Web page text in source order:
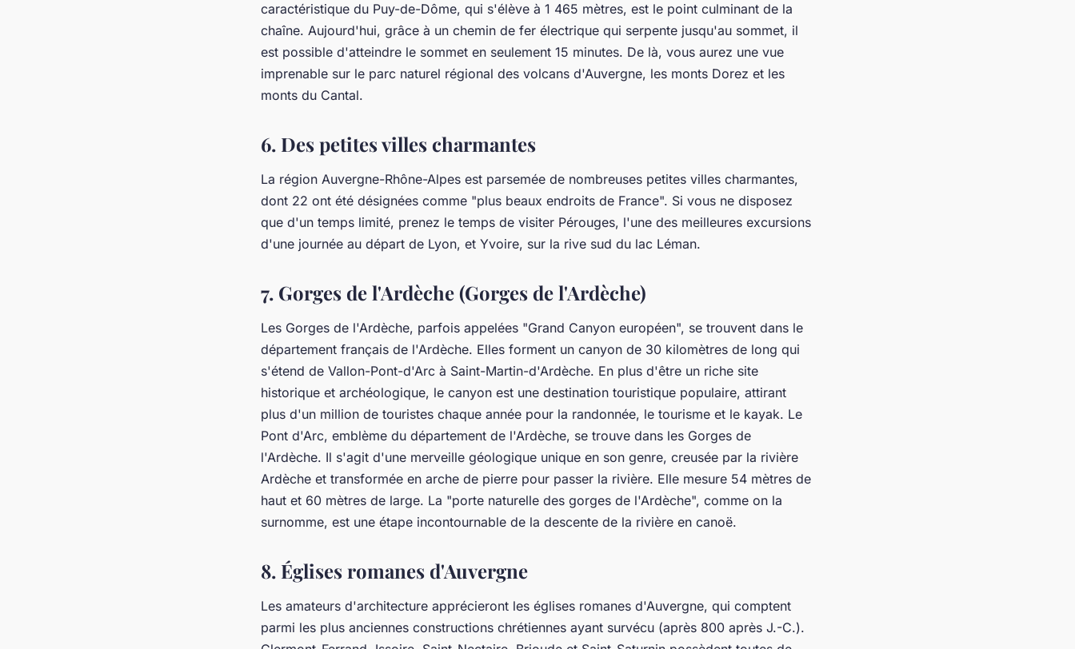
caractéristique du Puy-de-Dôme, qui s'élève à 1 465 mètres, est le point culminant de la
chaîne. Aujourd'hui, grâce à un chemin de fer électrique qui serpente jusqu'au sommet, il
est possible d'atteindre le sommet en seulement 15 minutes. De là, vous aurez une vue
imprenable sur le parc naturel régional des volcans d'Auvergne, les monts Dorez et les
monts du Cantal.
6. Des petites villes charmantes
La région Auvergne-Rhône-Alpes est parsemée de nombreuses petites villes charmantes,
dont 22 ont été désignées comme "plus beaux endroits de France". Si vous ne disposez
que d'un temps limité, prenez le temps de visiter Pérouges, l'une des meilleures excursions
d'une journée au départ de Lyon, et Yvoire, sur la rive sud du lac Léman.
7. Gorges de l'Ardèche (Gorges de l'Ardèche)
Les Gorges de l'Ardèche, parfois appelées "Grand Canyon européen", se trouvent dans le
département français de l'Ardèche. Elles forment un canyon de 30 kilomètres de long qui
s'étend de Vallon-Pont-d'Arc à Saint-Martin-d'Ardèche. En plus d'être un riche site
historique et archéologique, le canyon est une destination touristique populaire, attirant
plus d'un million de touristes chaque année pour la randonnée, le tourisme et le kayak. Le
Pont d'Arc, emblème du département de l'Ardèche, se trouve dans les Gorges de
l'Ardèche. Il s'agit d'une merveille géologique unique en son genre, creusée par la rivière
Ardèche et transformée en arche de pierre pour passer la rivière. Elle mesure 54 mètres de
haut et 60 mètres de large. La "porte naturelle des gorges de l'Ardèche", comme on la
surnomme, est une étape incontournable de la descente de la rivière en canoë.
8. Églises romanes d'Auvergne
Les amateurs d'architecture apprécieront les églises romanes d'Auvergne, qui comptent
parmi les plus anciennes constructions chrétiennes ayant survécu (après 800 après J.-C.).